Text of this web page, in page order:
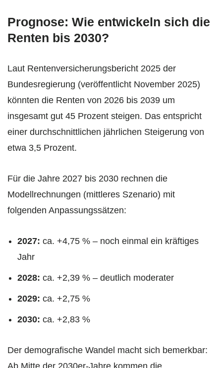
Prognose: Wie entwickeln sich die
Renten bis 2030?
Laut Rentenversicherungsbericht 2025 der
Bundesregierung (veröffentlicht November 2025)
könnten die Renten von 2026 bis 2039 um
insgesamt gut 45 Prozent steigen. Das entspricht
einer durchschnittlichen jährlichen Steigerung von
etwa 3,5 Prozent.
Für die Jahre 2027 bis 2030 rechnen die
Modellrechnungen (mittleres Szenario) mit
folgenden Anpassungssätzen:
2027: ca. +4,75 % – noch einmal ein kräftiges
Jahr
2028: ca. +2,39 % – deutlich moderater
2029: ca. +2,75 %
2030: ca. +2,83 %
Der demografische Wandel macht sich bemerkbar:
Ab Mitte der 2030er-Jahre kommen die